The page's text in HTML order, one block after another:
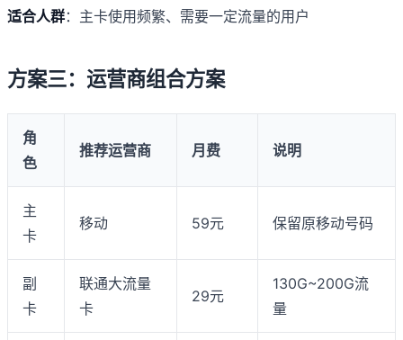
适合人群：主卡使用频繁、需要一定流量的用户
方案三：运营商组合方案
角
色
推荐运营商 月费 说明
主
卡
移动 59元 保留原移动号码
副
卡
联通大流量
卡
29元
130G~200G流
量